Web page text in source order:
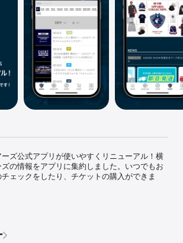
ズ公式アプリが使いやすくリニューアル！横
の情報をアプリに集約しました。いつでもお
ェックをしたり、チケットの購入ができま
の情報のチェックをしたり、チケットの購入